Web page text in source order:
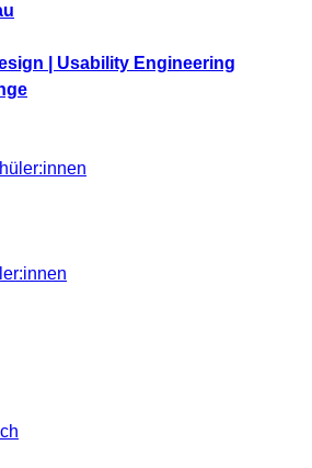
| Usability Engineering